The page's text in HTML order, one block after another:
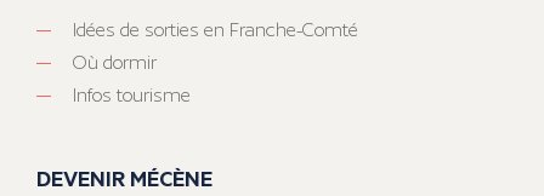
Idées de sorties en Franche-Comté
Où dormir
Infos tourisme
DEVENIR MÉCÈNE